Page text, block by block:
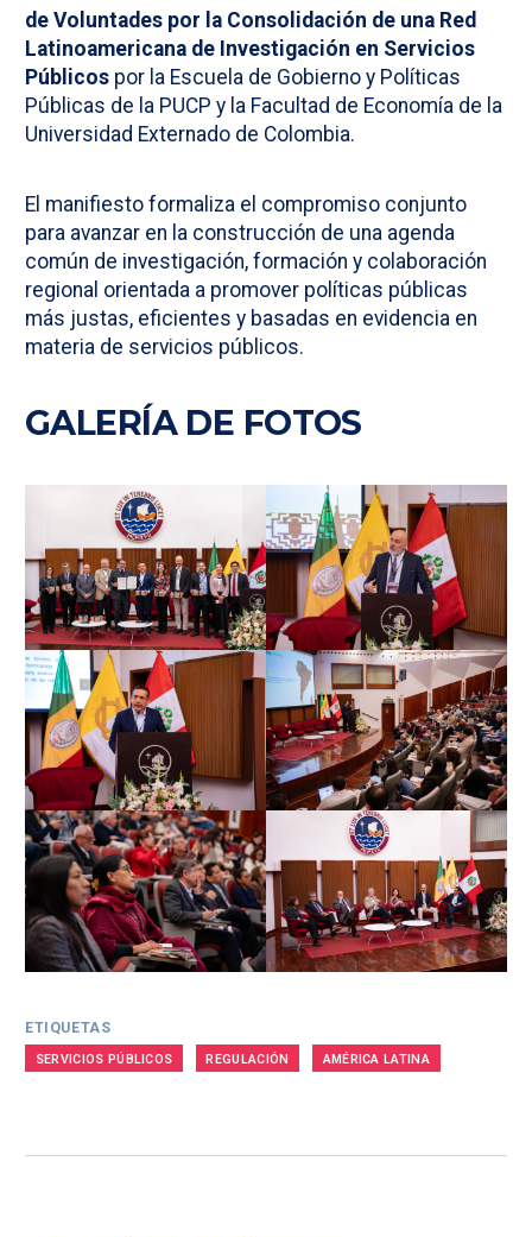
de Voluntades por la Consolidación de una Red
Latinoamericana de Investigación en Servicios
Públicos por la Escuela de Gobierno y Políticas
Públicas de la PUCP y la Facultad de Economía de la
Universidad Externado de Colombia.
El manifiesto formaliza el compromiso conjunto
para avanzar en la construcción de una agenda
común de investigación, formación y colaboración
regional orientada a promover políticas públicas
más justas, eficientes y basadas en evidencia en
materia de servicios públicos.
GALERÍA DE FOTOS
ETIQUETAS
SERVICIOS PÚBLICOS REGULACIÓN AMÉRICA LATINA